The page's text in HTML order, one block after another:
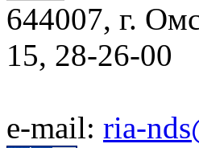
644007, г.
15, 28-26-00
e-mail: ria-